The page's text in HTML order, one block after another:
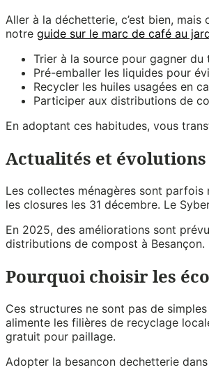
Aller à la déchetterie, c’est bien,
notre guide sur le marc de café au
Trier à la source pour gagner du
Pré-emballer les liquides pour
Recycler les huiles usagées en
Participer aux distributions de
En adoptant ces habitudes, vous
Actualités et
Les collectes ménagères sont
les closures les 31 décembre. Le
En 2025, des améliorations sont
distributions de compost à Besançon.
Pourquoi choisir les
Ces structures ne sont pas de
alimente les filières de recyclage
gratuit pour paillage.
Adopter la besancon dechetterie